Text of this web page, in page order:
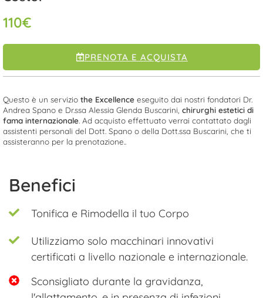
110€
PRENOTA E ACQUISTA
Questo è un servizio the Excellence eseguito dai nostri fondatori Dr.
Andrea Spano e Dr.ssa Alessia Glenda Buscarini, chirurghi estetici di
fama internazionale. Ad acquisto effettuato verrai contattato dagli
assistenti personali del Dott. Spano o della Dott.ssa Buscarini, che ti
assisteranno per la prenotazione..
Benefici
Tonifica e Rimodella il tuo Corpo
Utilizziamo solo macchinari innovativi
certificati a livello nazionale e internazionale.
Sconsigliato durante la gravidanza,